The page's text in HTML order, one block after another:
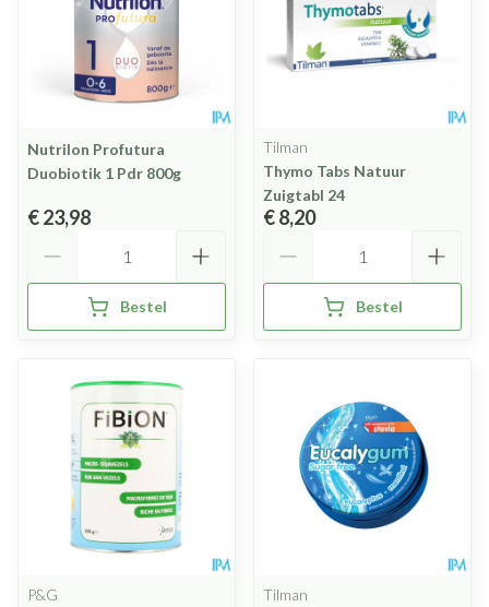
Nutrilon Profutura
Duobiotik 1 Pdr 800g
€ 23,98
Bestel
Tilman
Thymo Tabs Natuur
Zuigtabl 24
€ 8,20
Bestel
P&G
Tilman